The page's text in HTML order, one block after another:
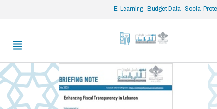
E-Learning Budget Data Social